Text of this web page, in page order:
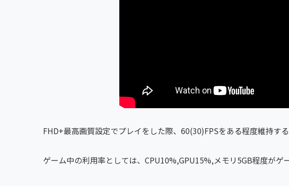
FHD+最高画質設定でプレイをした際、60(30)FPSをある程度維持する
ゲーム中の利用率としては、CPU10%,GPU15%,メモリ5GB程度がゲ